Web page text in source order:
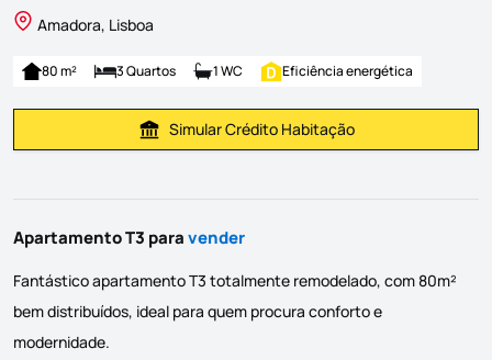
Amadora, Lisboa
80 m² 3 Quartos 1 WC Eficiência energética
Simular Prestação
Simular Crédito Habitação
Apartamento T3 paravender
Fantástico apartamento T3 totalmente remodelado, com 80m²
bem distribuídos, ideal para quem procura conforto e
modernidade.